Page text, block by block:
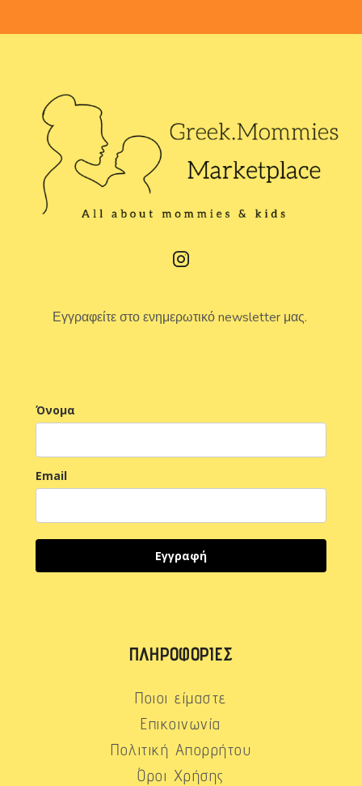
Εγγραφείτε στο ενημερωτικό newsletter μας.
Όνομα
Email
Εγγραφή
ΠΛΗΡΟΦΟΡΊΕΣ
Ποιοι είμαστε
Επικοινωνία
Πολιτική Απορρήτου
Όροι Χρήσης